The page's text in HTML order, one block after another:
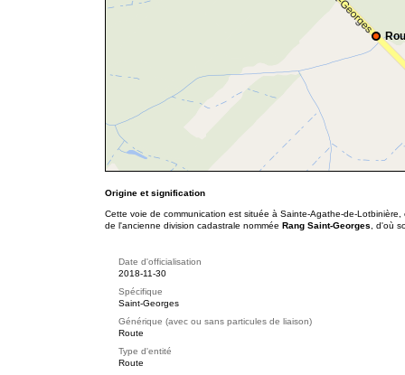
Origine et signification
Cette voie de communication est située à Sainte-Agathe-de-
de l'ancienne division cadastrale nommée Rang Saint-Georges , d'où
Date d'officialisation
2018-11-30
Spécifique
Saint-Georges
Générique (avec ou sans particules de liaison)
Route
Type d'entité
Route